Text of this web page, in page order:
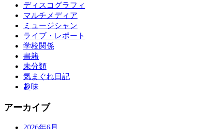
ディスコグラフィ
マルチメディア
ミュージシャン
ライブ・レポート
学校関係
書籍
未分類
気まぐれ日記
趣味
アーカイブ